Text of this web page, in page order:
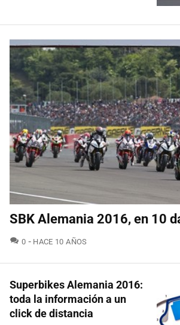
SBK Alemania 2016, en 10
0 COMENTARIOS
HACE 10 AÑOS
Superbikes Alemania 2016:
toda la información a un
click de distancia